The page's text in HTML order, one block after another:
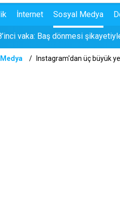
İnternet Sosyal Medya
vaka: Baş dönmesi
Belediye Başkanı Ataç
'DHKP-C' iddialarına
Instagram'dan üç büyük